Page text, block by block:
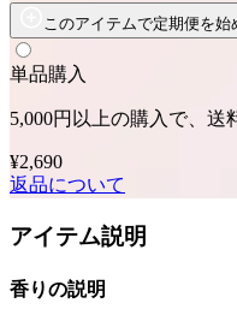
このアイテムで定期便を始
単品購入
5,000円以上の購入で、送
¥2,690
返品について
アイテム説明
香りの説明